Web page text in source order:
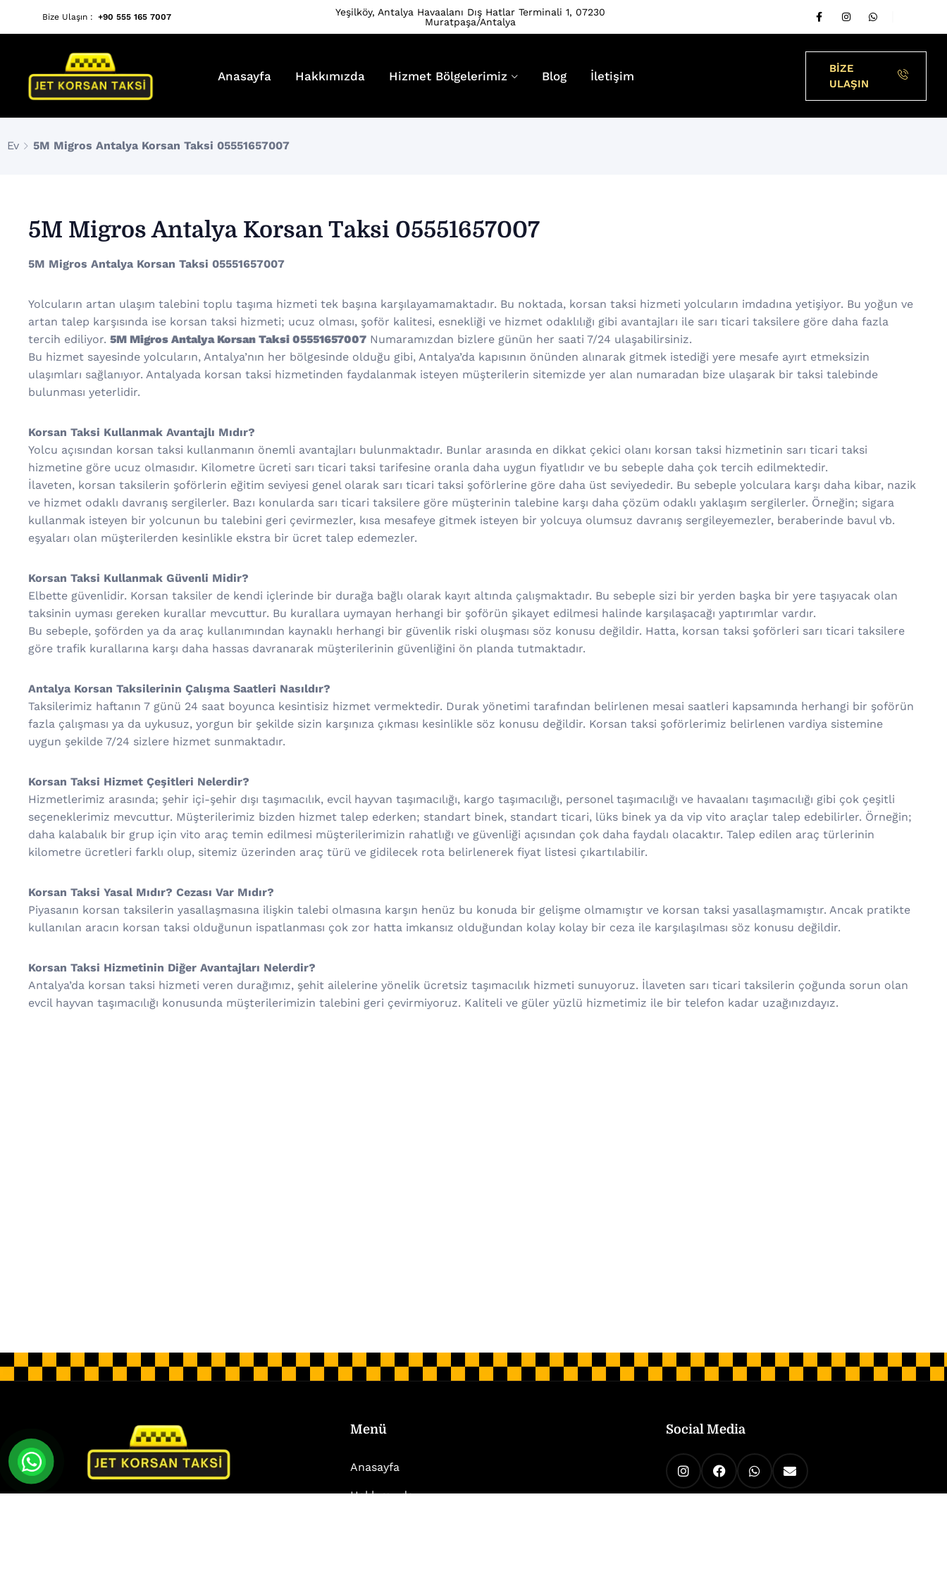
Bize Ulaşın : +90 555 165 7007
Yeşilköy, Antalya Havaalanı Dış Hatlar Terminali 1, 07230
Muratpaşa/Antalya
Anasayfa Hakkımızda Hizmet Bölgelerimiz Blog İletişim
BİZE
ULAŞIN
Ev 5M Migros Antalya Korsan Taksi 05551657007
5M Migros Antalya Korsan Taksi 05551657007
5M Migros Antalya Korsan Taksi 05551657007
Yolcuların artan ulaşım talebini toplu taşıma hizmeti tek başına karşılayamamaktadır. Bu noktada, korsan taksi hizmeti yolcuların imdadına yetişiyor. Bu yoğun ve
artan talep karşısında ise korsan taksi hizmeti; ucuz olması, şoför kalitesi, esnekliği ve hizmet odaklılığı gibi avantajları ile sarı ticari taksilere göre daha fazla
tercih ediliyor. 5M Migros Antalya Korsan Taksi 05551657007 Numaramızdan bizlere günün her saati 7/24 ulaşabilirsiniz.
Bu hizmet sayesinde yolcuların, Antalya’nın her bölgesinde olduğu gibi, Antalya’da kapısının önünden alınarak gitmek istediği yere mesafe ayırt etmeksizin
ulaşımları sağlanıyor. Antalyada korsan taksi hizmetinden faydalanmak isteyen müşterilerin sitemizde yer alan numaradan bize ulaşarak bir taksi talebinde
bulunması yeterlidir.
Korsan Taksi Kullanmak Avantajlı Mıdır?
Yolcu açısından korsan taksi kullanmanın önemli avantajları bulunmaktadır. Bunlar arasında en dikkat çekici olanı korsan taksi hizmetinin sarı ticari taksi
hizmetine göre ucuz olmasıdır. Kilometre ücreti sarı ticari taksi tarifesine oranla daha uygun fiyatlıdır ve bu sebeple daha çok tercih edilmektedir.
İlaveten, korsan taksilerin şoförlerin eğitim seviyesi genel olarak sarı ticari taksi şoförlerine göre daha üst seviyededir. Bu sebeple yolculara karşı daha kibar, nazik
ve hizmet odaklı davranış sergilerler. Bazı konularda sarı ticari taksilere göre müşterinin talebine karşı daha çözüm odaklı yaklaşım sergilerler. Örneğin; sigara
kullanmak isteyen bir yolcunun bu talebini geri çevirmezler, kısa mesafeye gitmek isteyen bir yolcuya olumsuz davranış sergileyemezler, beraberinde bavul vb.
eşyaları olan müşterilerden kesinlikle ekstra bir ücret talep edemezler.
Korsan Taksi Kullanmak Güvenli Midir?
Elbette güvenlidir. Korsan taksiler de kendi içlerinde bir durağa bağlı olarak kayıt altında çalışmaktadır. Bu sebeple sizi bir yerden başka bir yere taşıyacak olan
taksinin uyması gereken kurallar mevcuttur. Bu kurallara uymayan herhangi bir şoförün şikayet edilmesi halinde karşılaşacağı yaptırımlar vardır.
Bu sebeple, şoförden ya da araç kullanımından kaynaklı herhangi bir güvenlik riski oluşması söz konusu değildir. Hatta, korsan taksi şoförleri sarı ticari taksilere
göre trafik kurallarına karşı daha hassas davranarak müşterilerinin güvenliğini ön planda tutmaktadır.
Antalya Korsan Taksilerinin Çalışma Saatleri Nasıldır?
Taksilerimiz haftanın 7 günü 24 saat boyunca kesintisiz hizmet vermektedir. Durak yönetimi tarafından belirlenen mesai saatleri kapsamında herhangi bir şoförün
fazla çalışması ya da uykusuz, yorgun bir şekilde sizin karşınıza çıkması kesinlikle söz konusu değildir. Korsan taksi şoförlerimiz belirlenen vardiya sistemine
uygun şekilde 7/24 sizlere hizmet sunmaktadır.
Korsan Taksi Hizmet Çeşitleri Nelerdir?
Hizmetlerimiz arasında; şehir içi-şehir dışı taşımacılık, evcil hayvan taşımacılığı, kargo taşımacılığı, personel taşımacılığı ve havaalanı taşımacılığı gibi çok çeşitli
seçeneklerimiz mevcuttur. Müşterilerimiz bizden hizmet talep ederken; standart binek, standart ticari, lüks binek ya da vip vito araçlar talep edebilirler. Örneğin;
daha kalabalık bir grup için vito araç temin edilmesi müşterilerimizin rahatlığı ve güvenliği açısından çok daha faydalı olacaktır. Talep edilen araç türlerinin
kilometre ücretleri farklı olup, sitemiz üzerinden araç türü ve gidilecek rota belirlenerek fiyat listesi çıkartılabilir.
Korsan Taksi Yasal Mıdır? Cezası Var Mıdır?
Piyasanın korsan taksilerin yasallaşmasına ilişkin talebi olmasına karşın henüz bu konuda bir gelişme olmamıştır ve korsan taksi yasallaşmamıştır. Ancak pratikte
kullanılan aracın korsan taksi olduğunun ispatlanması çok zor hatta imkansız olduğundan kolay kolay bir ceza ile karşılaşılması söz konusu değildir.
Korsan Taksi Hizmetinin Diğer Avantajları Nelerdir?
Antalya’da korsan taksi hizmeti veren durağımız, şehit ailelerine yönelik ücretsiz taşımacılık hizmeti sunuyoruz. İlaveten sarı ticari taksilerin çoğunda sorun olan
evcil hayvan taşımacılığı konusunda müşterilerimizin talebini geri çevirmiyoruz. Kaliteli ve güler yüzlü hizmetimiz ile bir telefon kadar uzağınızdayız.
Menü
Anasayfa
Hakkımızda
Social Media